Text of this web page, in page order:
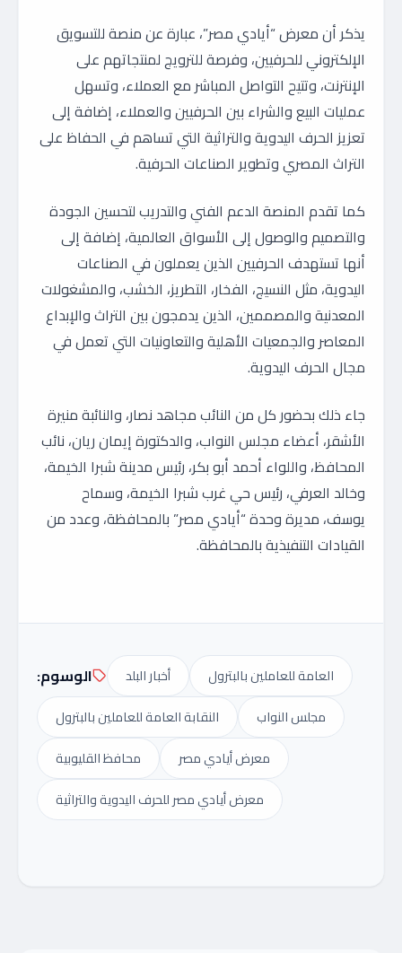
يذكر أن معرض “أيادي مصر”، عبارة عن منصة للتسويق
الإلكتروني للحرفيين، وفرصة للترويج لمنتجاتهم على
الإنترنت، وتتيح التواصل المباشر مع العملاء، وتسهل
عمليات البيع والشراء بين الحرفيين والعملاء، إضافة إلى
تعزيز الحرف اليدوية والتراثية التي تساهم في الحفاظ على
التراث المصري وتطوير الصناعات الحرفية.
كما تقدم المنصة الدعم الفني والتدريب لتحسين الجودة
والتصميم والوصول إلى الأسواق العالمية، إضافة إلى
أنها تستهدف الحرفيين الذين يعملون في الصناعات
اليدوية، مثل النسيج، الفخار، التطريز، الخشب، والمشغولات
المعدنية والمصممين، الذين يدمجون بين التراث والإبداع
المعاصر والجمعيات الأهلية والتعاونيات التي تعمل في
مجال الحرف اليدوية.
جاء ذلك بحضور كل من النائب مجاهد نصار، والنائبة منيرة
الأشقر، أعضاء مجلس النواب، والدكتورة إيمان ريان، نائب
المحافظ، واللواء أحمد أبو بكر، رئيس مدينة شبرا الخيمة،
وخالد العرفي، رئيس حي غرب شبرا الخيمة، وسماح
يوسف، مديرة وحدة “أيادي مصر” بالمحافظة، وعدد من
القيادات التنفيذية بالمحافظة.
الوسوم: أخبار البلد
العامة للعاملين بالبترول
النقابة العامة للعاملين بالبترول
مجلس النواب
محافظ القليوبية
معرض أيادي مصر
معرض أيادي مصر للحرف اليدوية والتراثية